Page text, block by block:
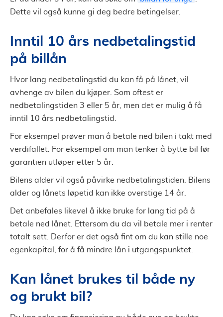
Dette vil også kunne gi deg bedre betingelser.
Inntil 10 års nedbetalingstid
på billån
Hvor lang nedbetalingstid du kan få på lånet, vil
avhenge av bilen du kjøper. Som oftest er
nedbetalingstiden 3 eller 5 år, men det er mulig å få
inntil 10 års nedbetalingstid.
For eksempel prøver man å betale ned bilen i takt med
verdifallet. For eksempel om man tenker å bytte bil før
garantien utløper etter 5 år.
Bilens alder vil også påvirke nedbetalingstiden. Bilens
alder og lånets løpetid kan ikke overstige 14 år.
Det anbefales likevel å ikke bruke for lang tid på å
betale ned lånet. Ettersom du da vil betale mer i renter
totalt sett. Derfor er det også fint om du kan stille noe
egenkapital, for å få mindre lån i utgangspunktet.
Kan lånet brukes til både ny
og brukt bil?